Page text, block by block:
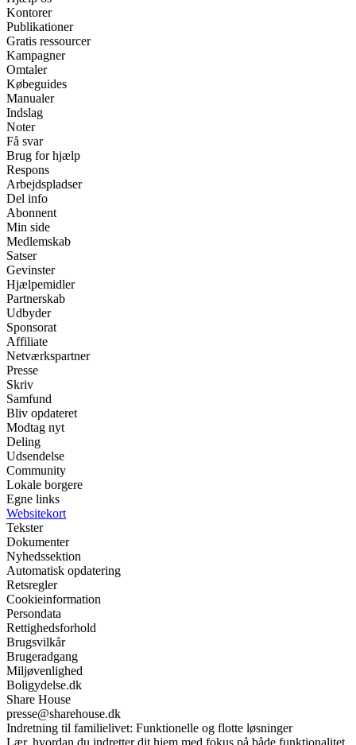
Kontorer
Publikationer
Gratis ressourcer
Kampagner
Omtaler
Købeguides
Manualer
Indslag
Noter
Få svar
Brug for hjælp
Respons
Arbejdspladser
Del info
Abonnent
Min side
Medlemskab
Satser
Gevinster
Hjælpemidler
Partnerskab
Udbyder
Sponsorat
Affiliate
Netværkspartner
Presse
Skriv
Samfund
Bliv opdateret
Modtag nyt
Deling
Udsendelse
Community
Lokale borgere
Egne links
Websitekort
Tekster
Dokumenter
Nyhedssektion
Automatisk opdatering
Retsregler
Cookieinformation
Persondata
Rettighedsforhold
Brugsvilkår
Brugeradgang
Miljøvenlighed
Boligydelse.dk
Share House
presse@sharehouse.dk
Indretning til familielivet: Funktionelle og flotte løsninger